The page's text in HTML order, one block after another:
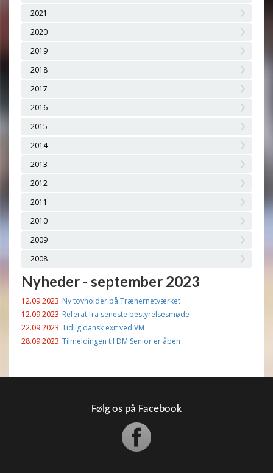
2021
2020
2019
2018
2017
2016
2015
2014
2013
2012
2011
2010
2009
2008
Nyheder - september 2023
12.09.2023 Ny tovholder på Trænernetværket
12.09.2023 Referat fra seneste bestyrelsesmøde
22.09.2023 Tidlig dansk exit ved VM
28.09.2023 Tilmeldingen til DM Senior er åben
Følg os på Facebook